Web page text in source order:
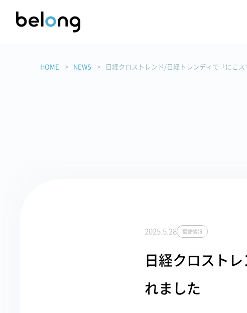
HOME NEWS 日経クロストレンド/日経トレンディで「にこ
2025.5.28 掲載情報
日経クロスト
れました